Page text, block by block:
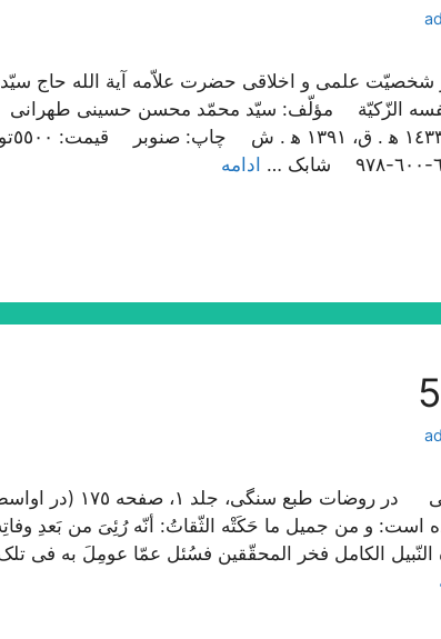
شخصیّت علمی و اخلاقی حضرت علاّمه آیة الله حاج
الزّکیّة مؤلّف: سیّد محمّد محسن حسینی
ادامه
در ترجمه احوال علاّمه حلّی در
است: و من جمیل ما حَکَتْه الثّقاتُ: أنّه رُئِیَ من بَعدِ
النّبیل الکامل فخر المحقّقین فسُئل عمّا عومِلَ به فی تلک